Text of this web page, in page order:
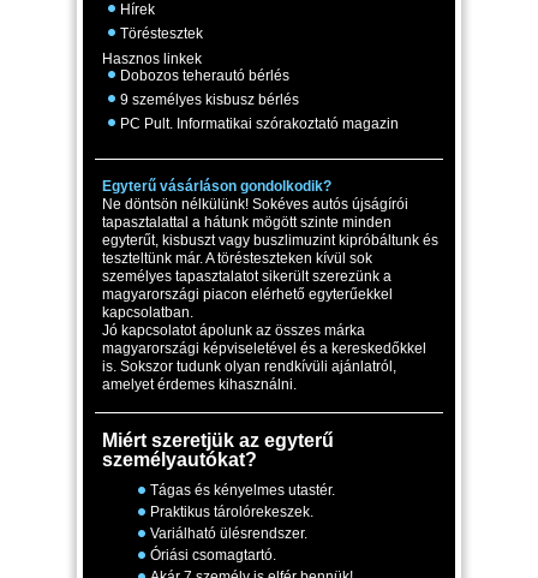
Hírek
Töréstesztek
Hasznos linkek
Dobozos teherautó bérlés
9 személyes kisbusz bérlés
PC Pult. Informatikai szórakoztató magazin
Egyterű vásárláson gondolkodik?
Ne döntsön nélkülünk! Sokéves autós újságírói
tapasztalattal a hátunk mögött szinte minden
egyterűt, kisbuszt vagy buszlimuzint kipróbáltunk és
teszteltünk már. A törésteszteken kívül sok
személyes tapasztalatot sikerült szerezünk a
magyarországi piacon elérhető egyterűekkel
kapcsolatban.
Jó kapcsolatot ápolunk az összes márka
magyarországi képviseletével és a kereskedőkkel
is. Sokszor tudunk olyan rendkívüli ajánlatról,
amelyet érdemes kihasználni.
Miért szeretjük az egyterű
személyautókat?
Tágas és kényelmes utastér.
Praktikus tárolórekeszek.
Variálható ülésrendszer.
Óriási csomagtartó.